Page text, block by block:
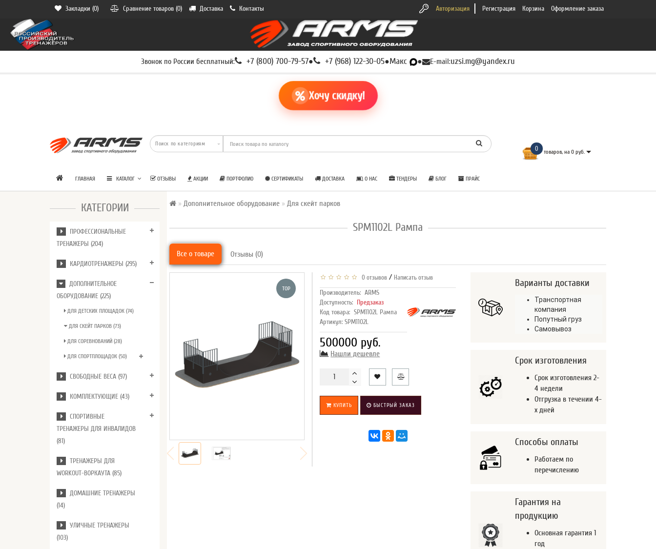
Закладки (0) Сравнение товаров (0) Доставка Контакты Авторизация Регистрация Корзина Оформление заказа
Звонок по России бесплатный: +7 (800) 700-79-57● +7 (968) 122-30-05●Макс ● E-mail:uzsi.mg@yandex.ru
Хочу скидку!
0 товаров, на 0 руб.
ГЛАВНАЯ КАТАЛОГ ОТЗЫВЫ АКЦИИ ПОРТФОЛИО СЕРТИФИКАТЫ ДОСТАВКА О НАС ТЕНДЕРЫ БЛОГ ПРАЙС
КАТЕГОРИИ
ПРОФЕССИОНАЛЬНЫЕ
ТРЕНАЖЕРЫ (204)
КАРДИОТРЕНАЖЕРЫ (295)
ДОПОЛНИТЕЛЬНОЕ
ОБОРУДОВАНИЕ (225)
ДЛЯ ДЕТСКИХ ПЛОЩАДОК (74)
ДЛЯ СКЕЙТ ПАРКОВ (73)
ДЛЯ СОРЕВНОВАНИЙ (28)
ДЛЯ СПОРТПЛОЩАДОК (50)
СВОБОДНЫЕ ВЕСА (97)
КОМПЛЕКТУЮЩИЕ (43)
СПОРТИВНЫЕ
ТРЕНАЖЕРЫ ДЛЯ ИНВАЛИДОВ
(81)
ТРЕНАЖЕРЫ ДЛЯ
WORKOUT-ВОРКАУТА (85)
ДОМАШНИЕ ТРЕНАЖЕРЫ
(14)
УЛИЧНЫЕ ТРЕНАЖЕРЫ
(103)
Дополнительное оборудование Для скейт парков
SPM1102L Рампа
Все о товаре Отзывы (0)
TOP
0 отзывов / Написать отзыв
Производитель: ARMS
Доступность: Предзаказ
Код товара: SPM1102L Рампа
Артикул: SPM1102L
500000 руб.
Нашли дешевле
КУПИТЬ БЫСТРЫЙ ЗАКАЗ
Варианты доставки
Транспортная
компания
Попутный груз
Самовывоз
Срок изготовления
Срок изготовления 2-
4 недели
Отгрузка в течении 4-
х дней
Способы оплаты
Работаем по
перечислению
Гарантия на
продукцию
Основная гарантия 1
год